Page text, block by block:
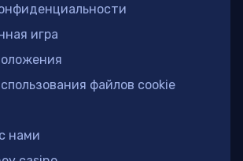
игра
файлов cookie
нами